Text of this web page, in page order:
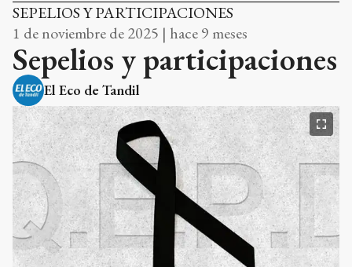
SEPELIOS Y PARTICIPACIONES
1 de noviembre de 2025 | hace 9 meses
Sepelios y participaciones
El Eco de Tandil